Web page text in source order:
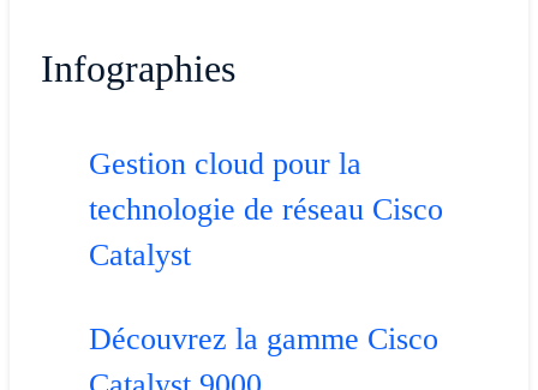
Infographies
Gestion cloud pour la
technologie de réseau Cisco
Catalyst
Découvrez la gamme Cisco